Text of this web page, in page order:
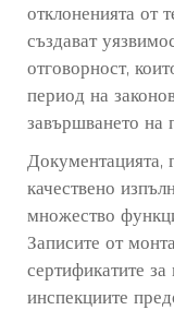
отклоненията от
създават
отговорност,
период на
завършването на
Документацията,
качествено
множество
Записите от
сертификатите
инспекциите